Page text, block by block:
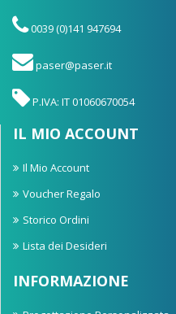
0039 (0)141 947694
paser@paser.it
P.IVA: IT 01060670054
IL MIO ACCOUNT
Il Mio Account
Voucher Regalo
Storico Ordini
Lista dei Desideri
INFORMAZIONE